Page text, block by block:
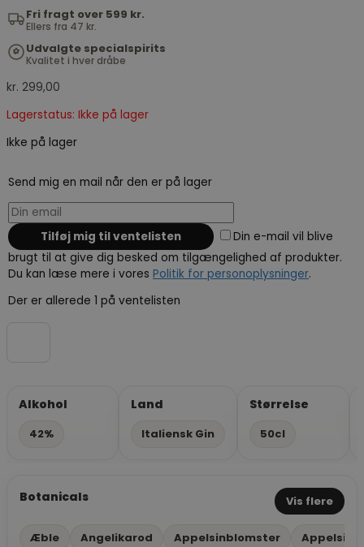
Fri fragt over 599 kr.
Ellers fra 47 kr.
Udvalgte specialspirits
Kvalitet i hver dråbe
kr. 299,00
Lagerstatus: Ikke på lager
Ikke på lager
Send mig en mail når den er på lager
Din e-mail vil blive
brugt til at give dig besked om tilgængelighed af produkter.
Du kan læse mere i vores Politik for personoplysninger.
Der er allerede 1 på ventelisten
Alkohol
42%
Land
Italiensk Gin
Størrelse
50cl
Botanicals Vis flere
Æble Angelikarod Appelsinblomster